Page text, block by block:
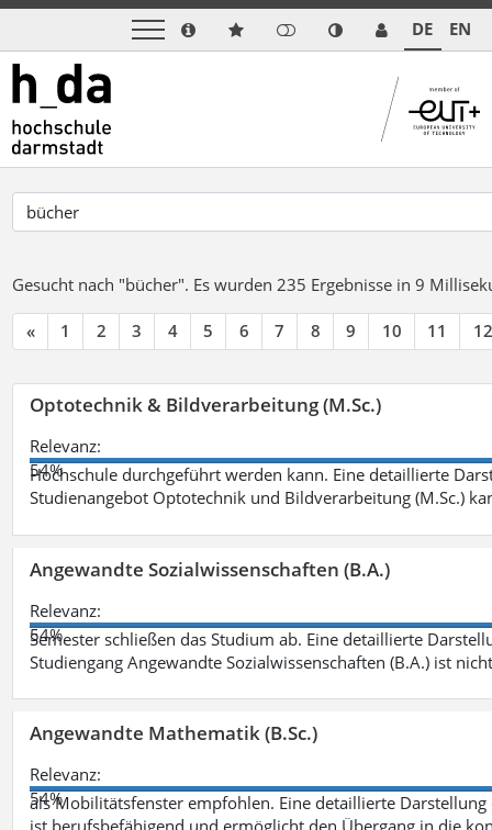
DE EN
Gesucht nach "bücher". Es wurden 235 Ergebnisse in 9
« 1 2 3 4 5 6 7 8 9 10 11 12
Optotechnik & Bildverarbeitung (M.Sc.)
Relevanz:
54%
Hochschule durchgeführt werden kann. Eine detaillierte
Studienangebot Optotechnik und Bildverarbeitung (M.Sc.)
Angewandte Sozialwissenschaften (B.A.)
Relevanz:
54%
Semester schließen das Studium ab. Eine detaillierte
Studiengang Angewandte Sozialwissenschaften (B.A.) ist
Angewandte Mathematik (B.Sc.)
Relevanz:
54%
als Mobilitätsfenster empfohlen. Eine detaillierte
ist berufsbefähigend und ermöglicht den Übergang in die